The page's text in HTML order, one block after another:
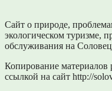
Сайт о природе,
экологическом туризме,
обслуживания на
Копирование материалов
ссылкой на сайт http://